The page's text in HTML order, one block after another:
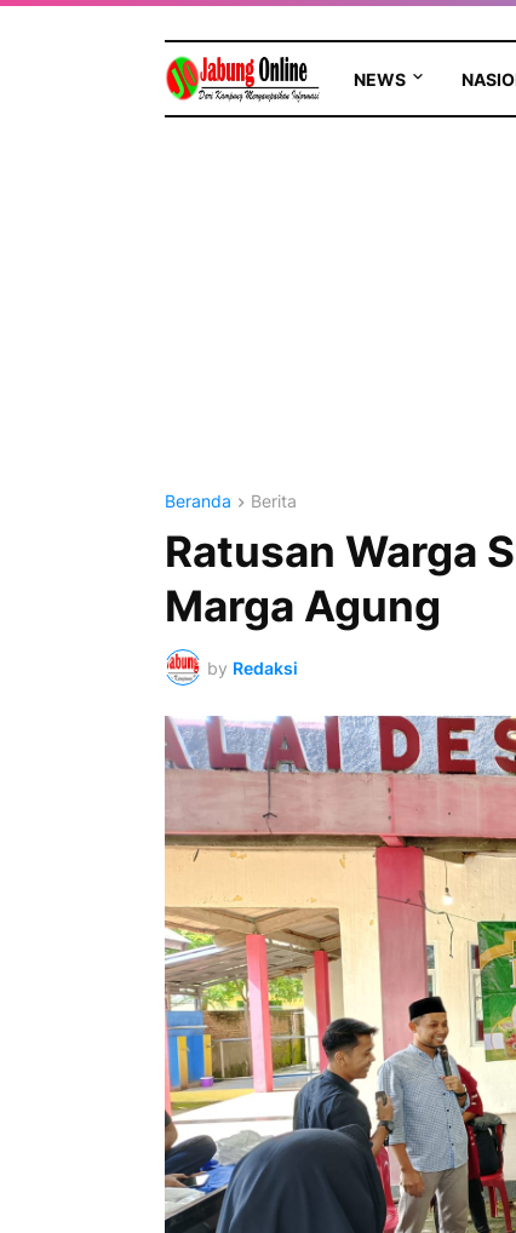
NEWS
Beranda Berita
Ratusan Warga
Marga Agung
by Redaksi